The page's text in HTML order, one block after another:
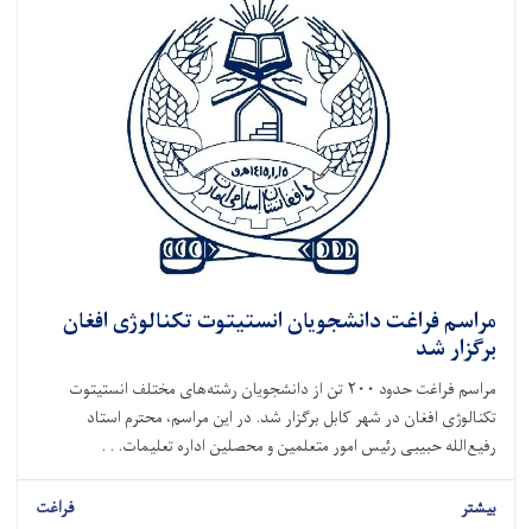
مراسم فراغت دانشجویان انستیتوت تکنالوژی افغان
برگزار شد
مراسم فراغت حدود ۲۰۰ تن از دانشجویان رشته‌های مختلف انستیتوت
تکنالوژی افغان در شهر کابل برگزار شد. در این مراسم، محترم استاد
رفیع‌الله حبیبی رئیس امور متعلمین و محصلین اداره تعلیمات. . .
بیشتر فراغت